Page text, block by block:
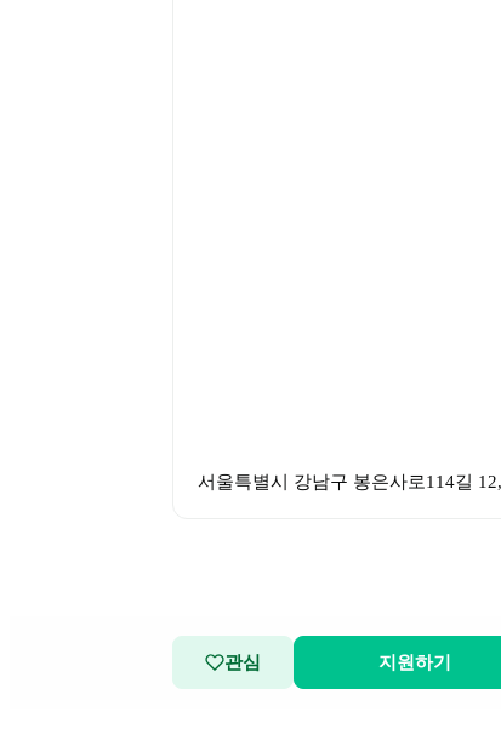
서울특별시 강남구 봉은사로114길
관심 지원하기